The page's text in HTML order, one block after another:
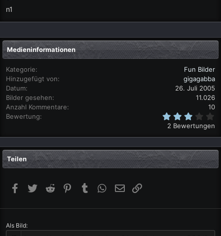
n1
Medieninformationen
Kategorie
Fun Bilder
Hinzugefügt von
gigagabba
Datum
26. Juli 2005
Bilder gesehen
11.026
Anzahl Kommentare
10
Bewertung
0
S
t
e
r
2 Bewertungen
Teilen
Facebook
Twitter Reddit PinterestTumblr WhatsApp
E-Mail
Als Bild